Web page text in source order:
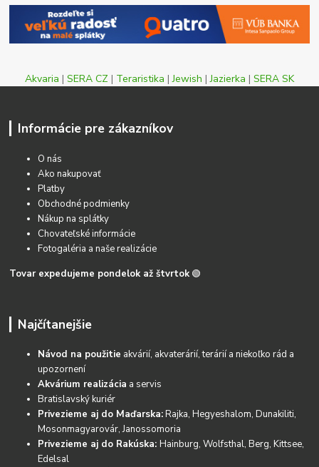
Akvaria | SERA CZ | Teraristika |Jewish |Jazierka | SERA SK
Informácie pre zákazníkov
O nás
Ako nakupovať
Platby
Obchodné podmienky
Nákup na splátky
Chovateľské informácie
Fotogaléria a naše realizácie
Tovar expedujeme pondelok až štvrtok 🟢
Najčítanejšie
Návod na použitie akvárií, akvaterárií, terárií a niekoľko rád a
upozornení
Akvárium realizácia a servis
Bratislavský kuriér
Privezieme aj do Maďarska:Rajka, Hegyeshalom, Dunakiliti,
Mosonmagyarovár, Janossomoria
Privezieme aj do Rakúska:Hainburg, Wolfsthal, Berg, Kittsee,
Edelsal